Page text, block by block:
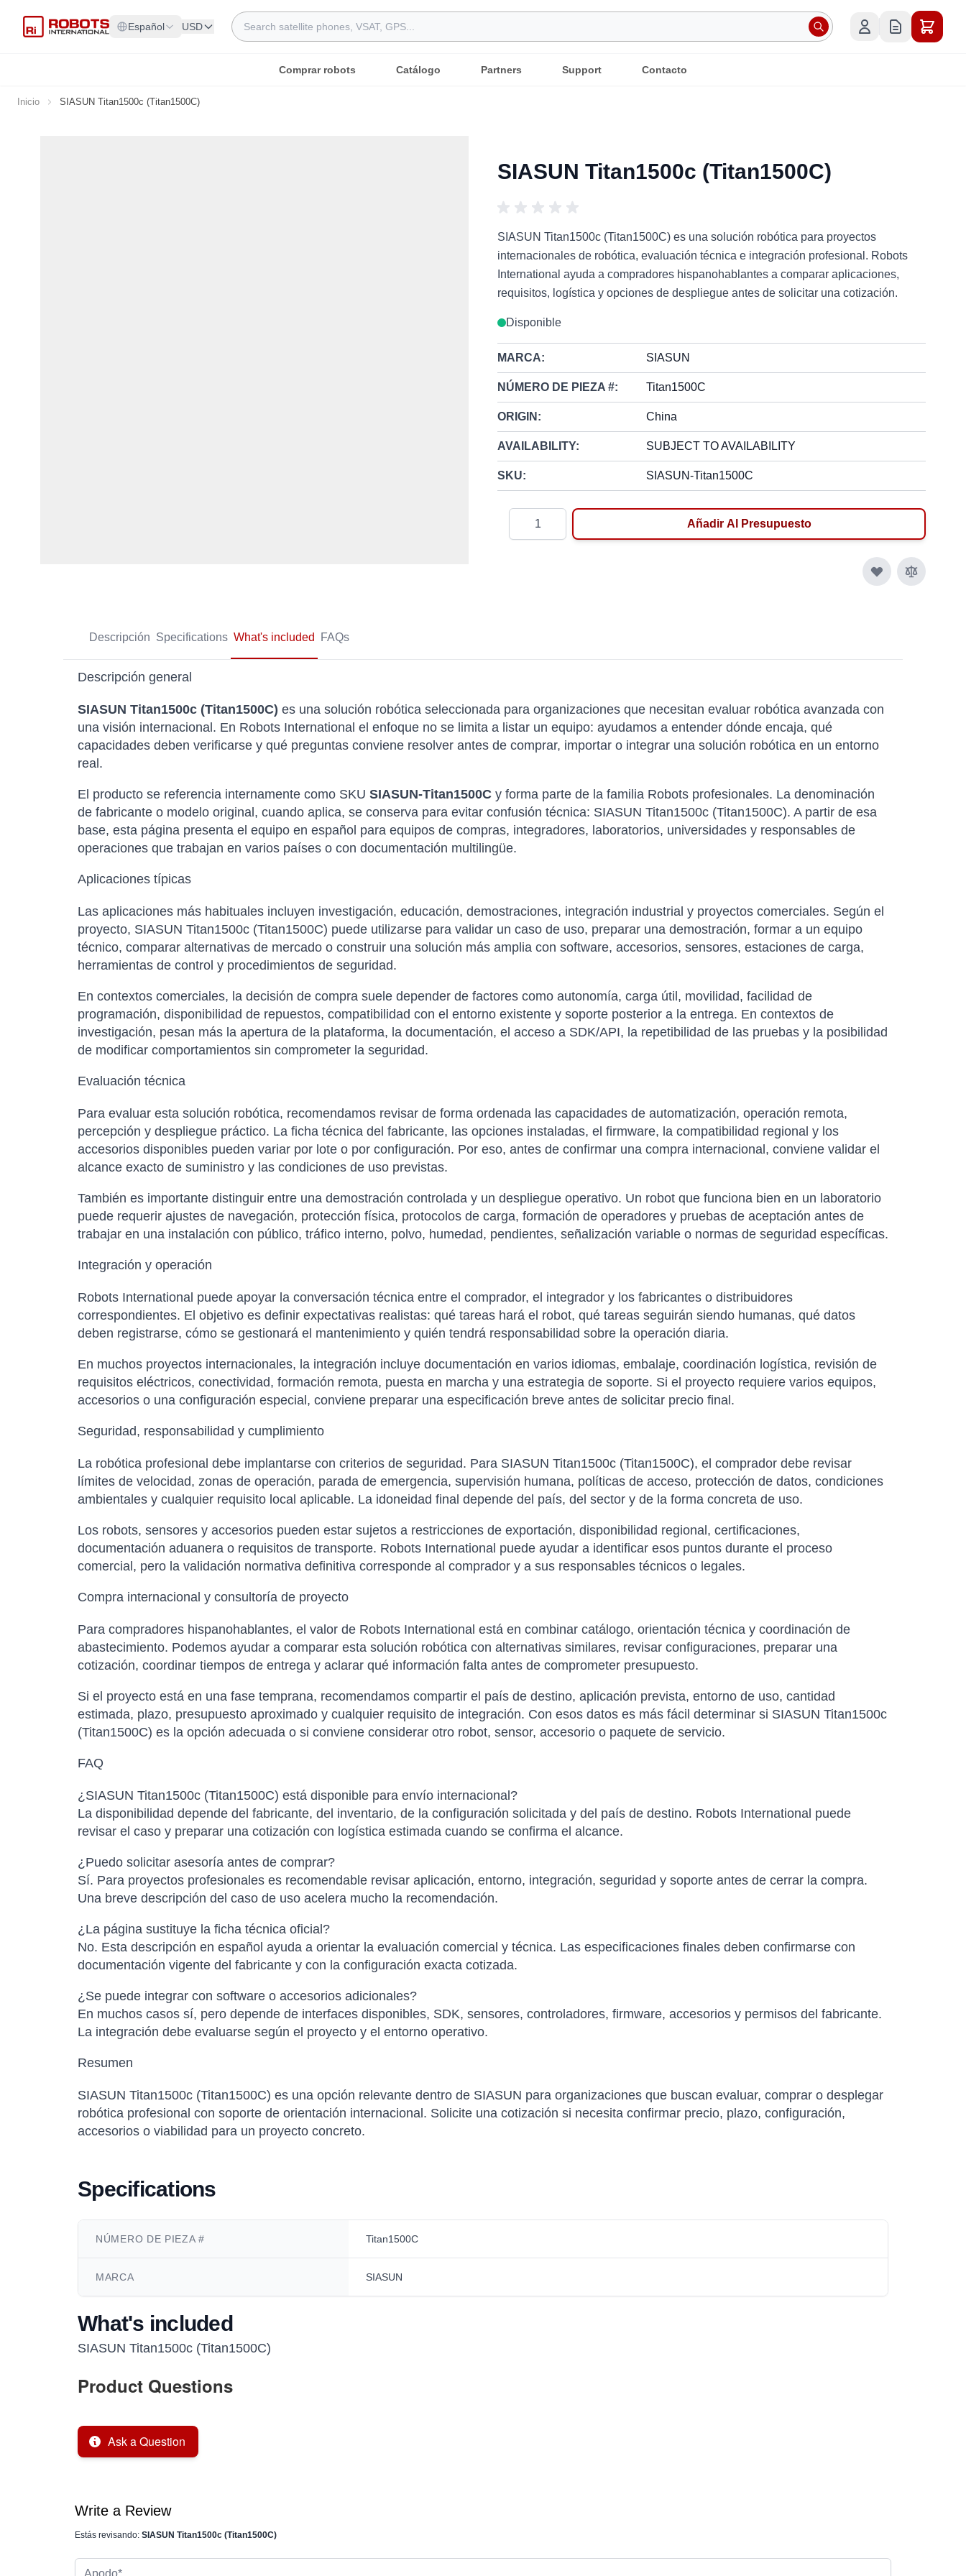
Español USD
Search
Comprar robots Catálogo Partners Support Contacto
Inicio SIASUN Titan1500c (Titan1500C)
SIASUN Titan1500c (Titan1500C)
SIASUN Titan1500c (Titan1500C) es una solución robótica para proyectos
internacionales de robótica, evaluación técnica e integración profesional. Robots
International ayuda a compradores hispanohablantes a comparar aplicaciones,
requisitos, logística y opciones de despliegue antes de solicitar una cotización.
Disponible
MARCA: SIASUN
NÚMERO DE PIEZA #: Titan1500C
ORIGIN: China
AVAILABILITY: SUBJECT TO AVAILABILITY
SKU: SIASUN-Titan1500C
Añadir Al Presupuesto
Descripción Specifications What's included FAQs
Descripción general
SIASUN Titan1500c (Titan1500C) es una solución robótica seleccionada para organizaciones que necesitan evaluar robótica avanzada con
una visión internacional. En Robots International el enfoque no se limita a listar un equipo: ayudamos a entender dónde encaja, qué
capacidades deben verificarse y qué preguntas conviene resolver antes de comprar, importar o integrar una solución robótica en un entorno
real.
El producto se referencia internamente como SKU SIASUN-Titan1500C y forma parte de la familia Robots profesionales. La denominación
de fabricante o modelo original, cuando aplica, se conserva para evitar confusión técnica: SIASUN Titan1500c (Titan1500C). A partir de esa
base, esta página presenta el equipo en español para equipos de compras, integradores, laboratorios, universidades y responsables de
operaciones que trabajan en varios países o con documentación multilingüe.
Aplicaciones típicas
Las aplicaciones más habituales incluyen investigación, educación, demostraciones, integración industrial y proyectos comerciales. Según el
proyecto, SIASUN Titan1500c (Titan1500C) puede utilizarse para validar un caso de uso, preparar una demostración, formar a un equipo
técnico, comparar alternativas de mercado o construir una solución más amplia con software, accesorios, sensores, estaciones de carga,
herramientas de control y procedimientos de seguridad.
En contextos comerciales, la decisión de compra suele depender de factores como autonomía, carga útil, movilidad, facilidad de
programación, disponibilidad de repuestos, compatibilidad con el entorno existente y soporte posterior a la entrega. En contextos de
investigación, pesan más la apertura de la plataforma, la documentación, el acceso a SDK/API, la repetibilidad de las pruebas y la posibilidad
de modificar comportamientos sin comprometer la seguridad.
Evaluación técnica
Para evaluar esta solución robótica, recomendamos revisar de forma ordenada las capacidades de automatización, operación remota,
percepción y despliegue práctico. La ficha técnica del fabricante, las opciones instaladas, el firmware, la compatibilidad regional y los
accesorios disponibles pueden variar por lote o por configuración. Por eso, antes de confirmar una compra internacional, conviene validar el
alcance exacto de suministro y las condiciones de uso previstas.
También es importante distinguir entre una demostración controlada y un despliegue operativo. Un robot que funciona bien en un laboratorio
puede requerir ajustes de navegación, protección física, protocolos de carga, formación de operadores y pruebas de aceptación antes de
trabajar en una instalación con público, tráfico interno, polvo, humedad, pendientes, señalización variable o normas de seguridad específicas.
Integración y operación
Robots International puede apoyar la conversación técnica entre el comprador, el integrador y los fabricantes o distribuidores
correspondientes. El objetivo es definir expectativas realistas: qué tareas hará el robot, qué tareas seguirán siendo humanas, qué datos
deben registrarse, cómo se gestionará el mantenimiento y quién tendrá responsabilidad sobre la operación diaria.
En muchos proyectos internacionales, la integración incluye documentación en varios idiomas, embalaje, coordinación logística, revisión de
requisitos eléctricos, conectividad, formación remota, puesta en marcha y una estrategia de soporte. Si el proyecto requiere varios equipos,
accesorios o una configuración especial, conviene preparar una especificación breve antes de solicitar precio final.
Seguridad, responsabilidad y cumplimiento
La robótica profesional debe implantarse con criterios de seguridad. Para SIASUN Titan1500c (Titan1500C), el comprador debe revisar
límites de velocidad, zonas de operación, parada de emergencia, supervisión humana, políticas de acceso, protección de datos, condiciones
ambientales y cualquier requisito local aplicable. La idoneidad final depende del país, del sector y de la forma concreta de uso.
Los robots, sensores y accesorios pueden estar sujetos a restricciones de exportación, disponibilidad regional, certificaciones,
documentación aduanera o requisitos de transporte. Robots International puede ayudar a identificar esos puntos durante el proceso
comercial, pero la validación normativa definitiva corresponde al comprador y a sus responsables técnicos o legales.
Compra internacional y consultoría de proyecto
Para compradores hispanohablantes, el valor de Robots International está en combinar catálogo, orientación técnica y coordinación de
abastecimiento. Podemos ayudar a comparar esta solución robótica con alternativas similares, revisar configuraciones, preparar una
cotización, coordinar tiempos de entrega y aclarar qué información falta antes de comprometer presupuesto.
Si el proyecto está en una fase temprana, recomendamos compartir el país de destino, aplicación prevista, entorno de uso, cantidad
estimada, plazo, presupuesto aproximado y cualquier requisito de integración. Con esos datos es más fácil determinar si SIASUN Titan1500c
(Titan1500C) es la opción adecuada o si conviene considerar otro robot, sensor, accesorio o paquete de servicio.
FAQ
¿SIASUN Titan1500c (Titan1500C) está disponible para envío internacional?
La disponibilidad depende del fabricante, del inventario, de la configuración solicitada y del país de destino. Robots International puede
revisar el caso y preparar una cotización con logística estimada cuando se confirma el alcance.
¿Puedo solicitar asesoría antes de comprar?
Sí. Para proyectos profesionales es recomendable revisar aplicación, entorno, integración, seguridad y soporte antes de cerrar la compra.
Una breve descripción del caso de uso acelera mucho la recomendación.
¿La página sustituye la ficha técnica oficial?
No. Esta descripción en español ayuda a orientar la evaluación comercial y técnica. Las especificaciones finales deben confirmarse con
documentación vigente del fabricante y con la configuración exacta cotizada.
¿Se puede integrar con software o accesorios adicionales?
En muchos casos sí, pero depende de interfaces disponibles, SDK, sensores, controladores, firmware, accesorios y permisos del fabricante.
La integración debe evaluarse según el proyecto y el entorno operativo.
Resumen
SIASUN Titan1500c (Titan1500C) es una opción relevante dentro de SIASUN para organizaciones que buscan evaluar, comprar o desplegar
robótica profesional con soporte de orientación internacional. Solicite una cotización si necesita confirmar precio, plazo, configuración,
accesorios o viabilidad para un proyecto concreto.
Specifications
NÚMERO DE PIEZA # Titan1500C
MARCA SIASUN
What's included
SIASUN Titan1500c (Titan1500C)
Product Questions
Ask a Question
Write a Review
Estás revisando: SIASUN Titan1500c (Titan1500C)